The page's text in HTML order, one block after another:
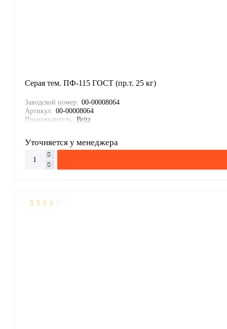
Серая тем. ПФ-115 ГОСТ (пр.т. 25 кг)
Заводской номер: 00-00008064
Артикул: 00-00008064
Производитель: Britz
Уточняется у менеджера